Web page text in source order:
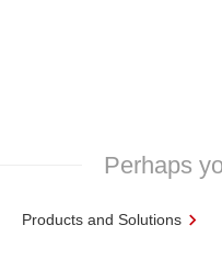
Perhaps
Products and Solutions